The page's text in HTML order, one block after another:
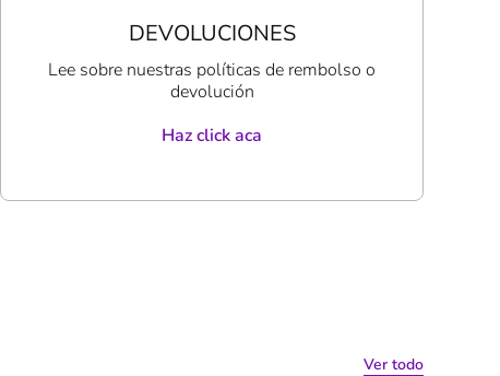
DEVOLUCIONES
Lee sobre nuestras políticas de rembolso o
devolución
Haz click aca
Ver todo